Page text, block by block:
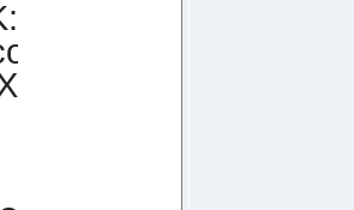
qualityxcellenc